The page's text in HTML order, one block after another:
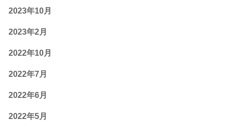
2023年10月
2023年2月
2022年10月
2022年7月
2022年6月
2022年5月